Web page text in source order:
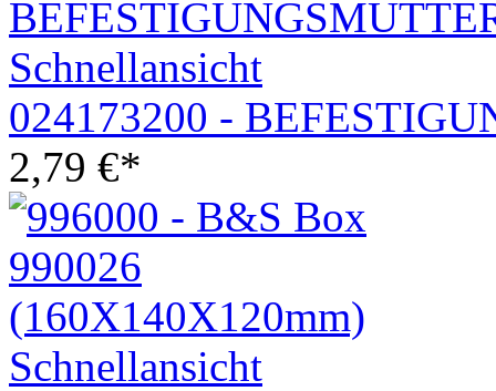
Schnellansicht
024173200 -
2,79 €*
Schnellansicht